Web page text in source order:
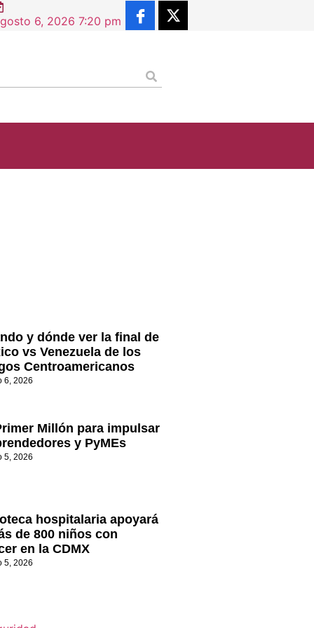
Constancia de Situación Profesional supera los 2.5
6, 2026 7:20 pm
y dónde ver la final de
vs Venezuela de los
Centroamericanos
6, 2026
Millón para impulsar
y PyMEs
5, 2026
hospitalaria apoyará
de 800 niños con
en la CDMX
5, 2026